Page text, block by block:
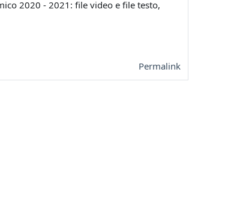
2020 - 2021: file video e file testo,
Permalink